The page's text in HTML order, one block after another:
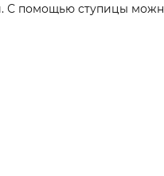
С помощью ступицы